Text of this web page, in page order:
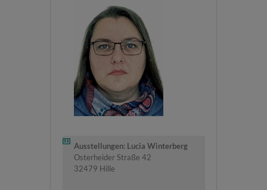
Ausstellungen: Lucia Winterberg
Osterheider Straße 42
32479 Hille